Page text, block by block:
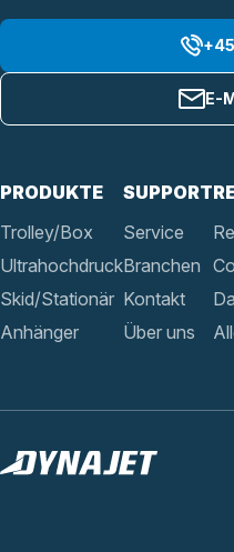
PRODUKTE
Trolley/Box
Ultrahochdruck
Skid/Stationär
Anhänger
SUPPORT
Service
Branchen
Kontakt
Über uns
+45
E-